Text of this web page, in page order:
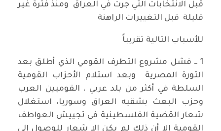
قبل الانتخابات التي جرت في العراق ومنذ فترة غير
قليلة قبل التغييرات الراهنة
للأسباب التالية تقريباً
1 ــ فشل مشروع التطرف القومي الذي أطلق بعد
الثورة المصرية وبعد استلام الأحزاب القومية
السلطة في أكثر من بلد عربي ، القوميين العرب
وحزب البعث بشقيه العراق وسوريا، استغلال
شعار القضية الفلسطينية في تجييش العواطف
القومية إلا أن ذلك لم يكن إلا شعار للوصول إلى